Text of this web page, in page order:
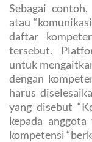
Sebagai
atau
daftar
tersebut.
untuk
dengan
harus
yang disebut
kepada
kompetensi